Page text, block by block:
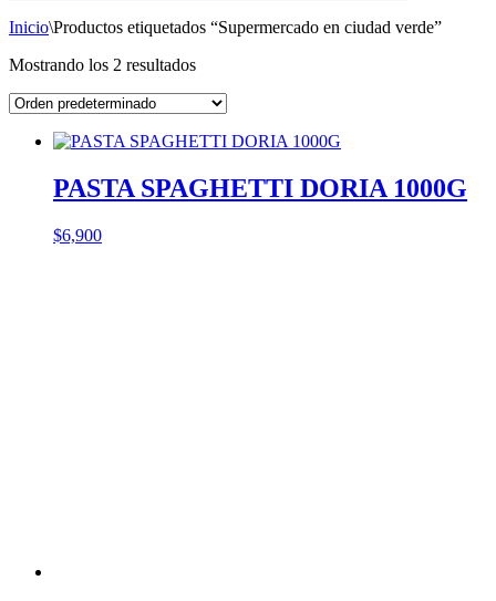
Inicio\Productos etiquetados “Supermercado en ciudad verde”
Mostrando los 2 resultados
PASTA SPAGHETTI DORIA 1000G
$6,900